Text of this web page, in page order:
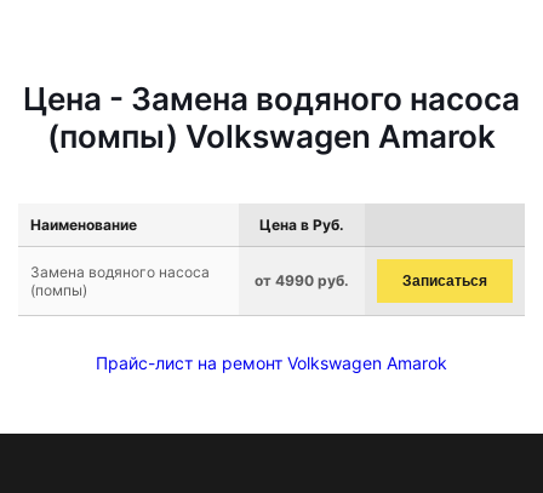
Цена - Замена водяного насоса
(помпы) Volkswagen Amarok
Наименование Цена в Руб.
Замена водяного насоса
(помпы)
от 4990 руб. Записаться
Прайс-лист на ремонт Volkswagen Amarok